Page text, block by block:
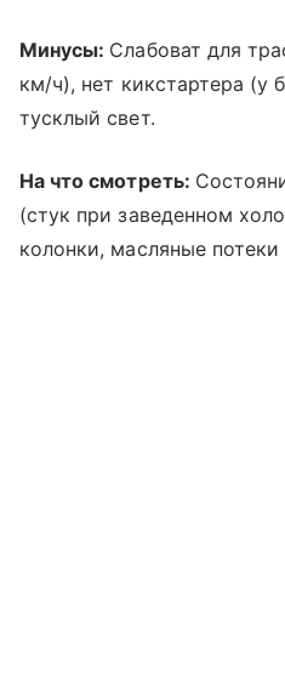
Минусы: Слабоват для
км/ч), нет кикстартера (у
тусклый свет.
На что смотреть:
(стук при заведенном
колонки, масляные